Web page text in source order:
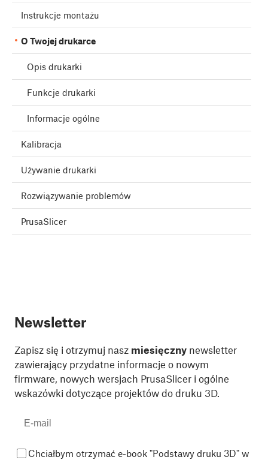
Instrukcje montażu
O Twojej drukarce
Opis drukarki
Funkcje drukarki
Informacje ogólne
Kalibracja
Używanie drukarki
Rozwiązywanie problemów
PrusaSlicer
Newsletter
Zapisz się i otrzymuj nasz miesięczny newsletter
zawierający przydatne informacje o nowym
firmware, nowych wersjach PrusaSlicer i ogólne
wskazówki dotyczące projektów do druku 3D.
Chciałbym otrzymać e-book "Podstawy druku 3D" w